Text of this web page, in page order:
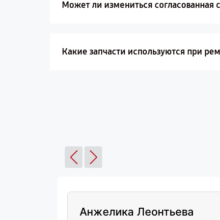
Может ли измениться согласованная
Какие запчасти используются при
Анжелика Леонтьева